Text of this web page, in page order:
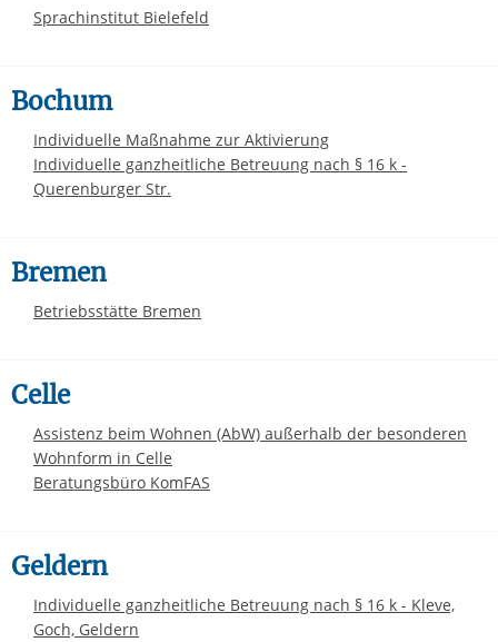
Sprachinstitut Bielefeld
Bochum
Individuelle Maßnahme zur Aktivierung
Individuelle ganzheitliche Betreuung nach § 16 k -
Querenburger Str.
Bremen
Betriebsstätte Bremen
Celle
Assistenz beim Wohnen (AbW) außerhalb der besonderen
Wohnform in Celle
Beratungsbüro KomFAS
Geldern
Individuelle ganzheitliche Betreuung nach § 16 k - Kleve,
Goch, Geldern